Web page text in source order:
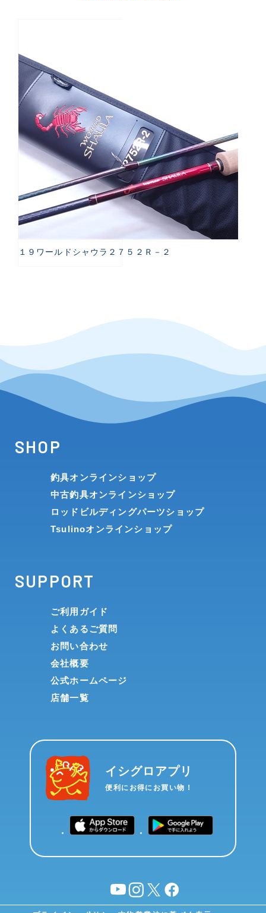
１９ワールドシャウラ２７５２Ｒ－２
SHOP
釣具オンラインショップ
中古釣具オンラインショップ
ロッドビルディングパーツショップ
Tsulinoオンラインショップ
SUPPORT
ご利用ガイド
よくあるご質問
お問い合わせ
会社概要
公式ホームページ
店舗一覧
イシグロアプリ
便利にお得にお買い物！
YouTubeinstagram
X facebook